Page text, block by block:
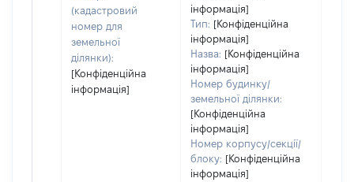
(кадастровий
номер для
земельної
ділянки):
[Конфіденційна
інформація]
інформація]
Тип: [Конфіденційна
інформація]
Назва: [Конфіденційна
інформація]
Номер будинку/
земельної ділянки:
[Конфіденційна
інформація]
Номер корпусу/секції/
блоку: [Конфіденційна
інформація]